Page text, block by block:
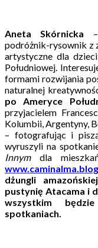
Aneta Skórnicka –
podróżnik-rysownik z
artystyczne dla
Południowej.
formami rozwijania
naturalnej
po Ameryce
przyjacielem
Kolumbii, Argentyny,
– fotografując i
wyruszyli na
Innymdla
dżungli
pustynię Atacama i
wszystkim
spotkaniach.